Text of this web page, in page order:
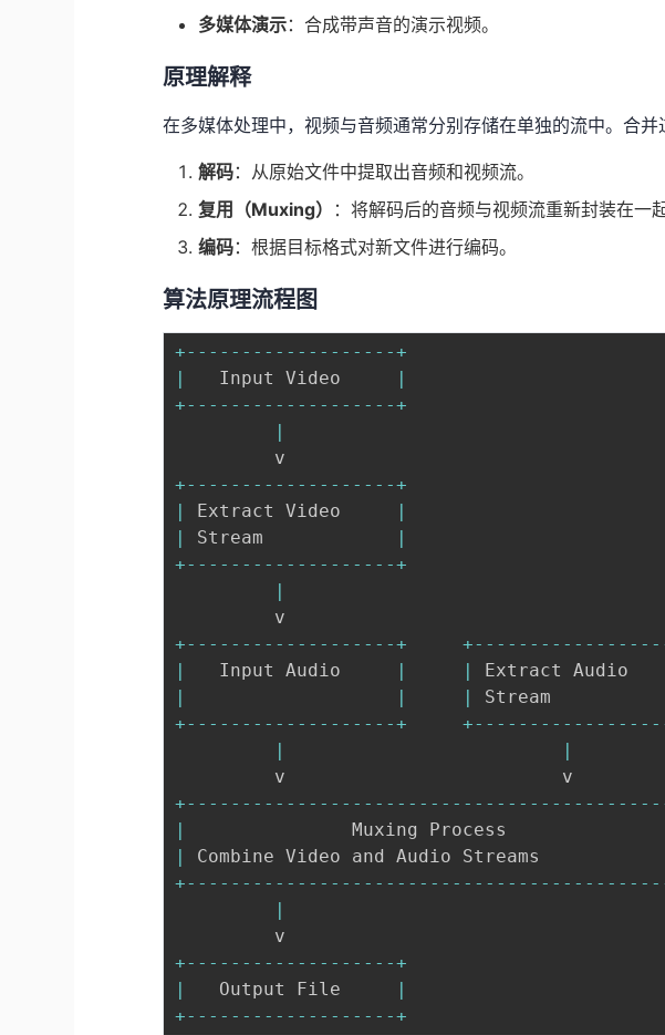
多媒体演示：合成带声音的演示视频。
原理解释
在多媒体处理中，视频与音频通常分别存储在单独的流中。合并
解码：从原始文件中提取出音频和视频流。
复用（Muxing）
：将解码后的音频与视频流重新封装在一
编码：根据目标格式对新文件进行编码。
算法原理流程图
+-- -- -- -- -- -- -- -- -- -+
   Input Video
+-- -- -- -- -- -- -- -- -- -+
+-- -- -- -- -- -- -- -- -- -+
Extract Video
Stream
+-- -- -- -- -- -- -- -- -- -+
+-- -- -- -- -- -- -- -- -- -+ +-- -- -- -- -- -- -- --
   Input Audio
Extract
+-- -- -- -- -- -- -- -- -- -+ +-- -- -- -- -- -- -- --
+-- -- -- -- -- -- -- -- -- -- -- -- -- -- -- -- -- -- -- -- --
Muxing
Combine Video and Audio
+-- -- -- -- -- -- -- -- -- -- -- -- -- -- -- -- -- -- -- -- --
+-- -- -- -- -- -- -- -- -- -+
   Output File
+-- -- -- -- -- -- -- -- -- -+